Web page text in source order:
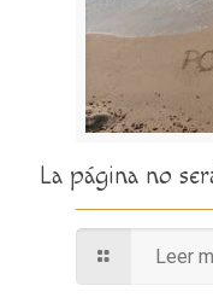
La página no
Leer